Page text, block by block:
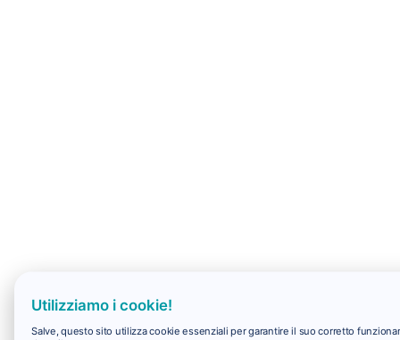
Utilizziamo i cookie!
Salve, questo sito utilizza cookie essenziali per garantire il suo corretto